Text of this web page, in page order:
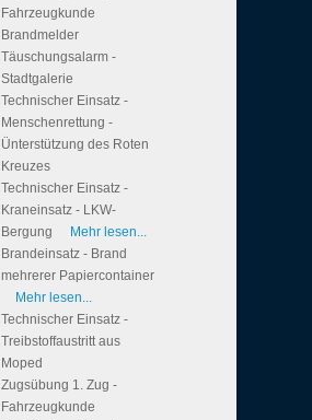
Fahrzeugkunde
Brandmelder
Täuschungsalarm -
Stadtgalerie
Technischer Einsatz -
Menschenrettung -
Ünterstützung des Roten
Kreuzes
Technischer Einsatz -
Kraneinsatz - LKW-
Bergung
Mehr lesen...
Brandeinsatz - Brand
mehrerer Papiercontainer
Mehr lesen...
Technischer Einsatz -
Treibstoffaustritt aus
Moped
Zugsübung 1. Zug -
Fahrzeugkunde